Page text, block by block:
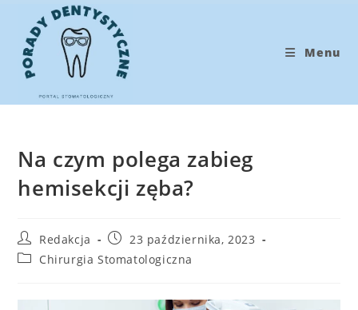
treści
Menu
Na czym polega zabieg
hemisekcji zęba?
Post
author:
Redakcja
Post
published:
23 października, 2023
PostChirurgia Stomatologiczna